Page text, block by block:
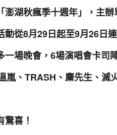
澎湖秋瘋季十週年」，主
動從8月29日起至9月26日
一場晚會，6場演唱會卡司
嵐、TRASH、麋先生、滅
喜！